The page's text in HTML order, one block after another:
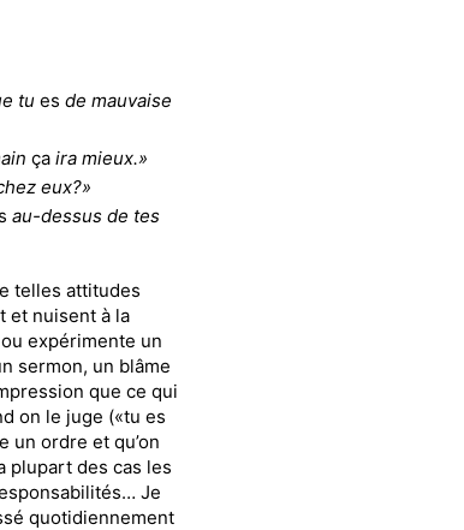
tu es de mauvaise
ça ira mieux.»
eux?»
au-dessus de tes
telles attitudes
et nuisent à la
expérimente un
sermon, un blâme
que ce qui
on le juge («tu es
un ordre et qu’on
plupart des cas les
Je
quotidiennement